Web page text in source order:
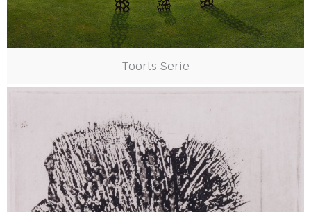
Toorts Serie